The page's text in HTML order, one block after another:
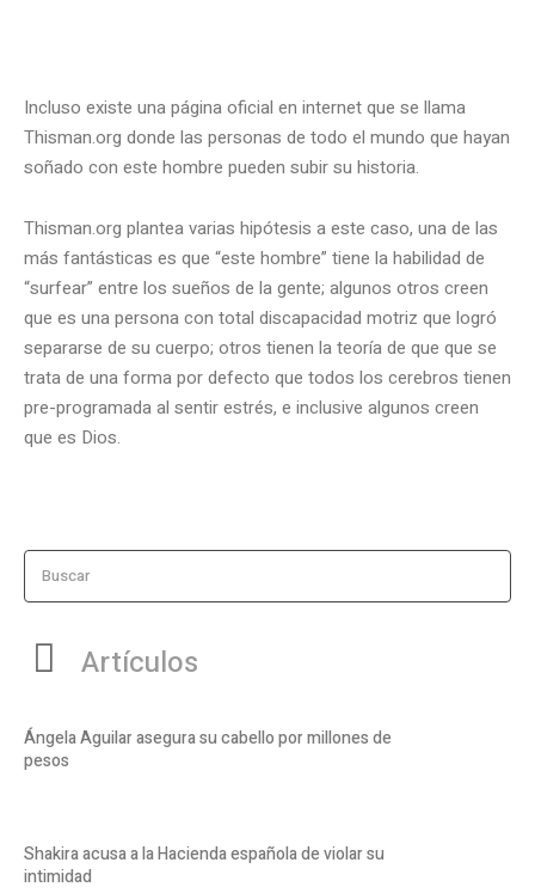
Incluso existe una página oficial en internet que se llama
Thisman.org donde las personas de todo el mundo que hayan
soñado con este hombre pueden subir su historia.
Thisman.org plantea varias hipótesis a este caso, una de las
más fantásticas es que “este hombre” tiene la habilidad de
“surfear” entre los sueños de la gente; algunos otros creen
que es una persona con total discapacidad motriz que logró
separarse de su cuerpo; otros tienen la teoría de que que se
trata de una forma por defecto que todos los cerebros tienen
pre-programada al sentir estrés, e inclusive algunos creen
que es Dios.
Buscar
Artículos
Ángela Aguilar asegura su cabello por millones de
pesos
Shakira acusa a la Hacienda española de violar su
intimidad